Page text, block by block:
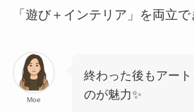
「遊び＋インテリア」を両立で
Moe
終わった後もアー
のが魅力✨